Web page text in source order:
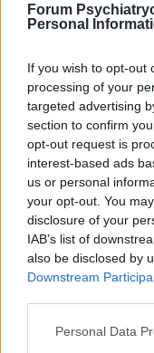
Forum
Personal
If you wish to opt-out
processing of your
targeted advertising
section to confirm
opt-out request is
interest-based ads
us or personal
your opt-out. You
disclosure of your
IAB’s list of
also be disclosed by
Downstream
Personal Data
Forum:
Chcemy
Cześć! 🌟
Twoją opinię na
newsów, porad i
lekarzy, a także